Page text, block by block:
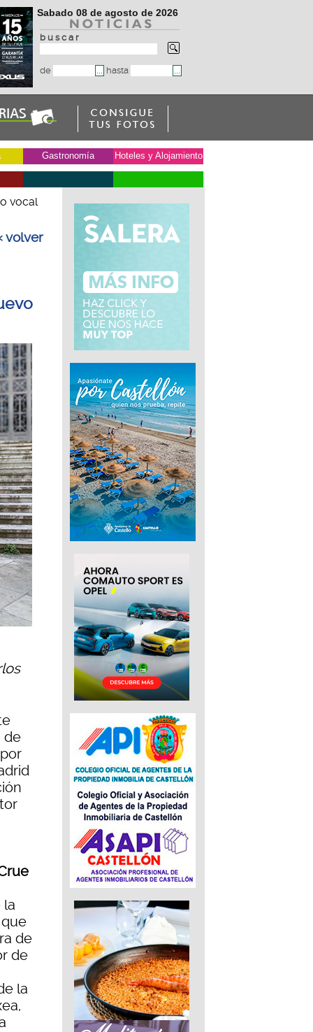
Sabado 08 de agosto de 2026
b u s c a r
de hasta
Gastronomía Hoteles y Alojamiento
vocal
volver
de
la
de
de
la